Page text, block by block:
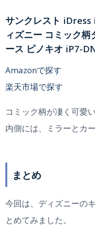
サンクレスト iDress
ィズニー コミック
ース ピノキオ iP7-
Amazonで探す
楽天市場で探す
コミック柄が凄く可愛
内側には、ミラーとカ
まとめ
今回は、ディズニーの
とめてみました。